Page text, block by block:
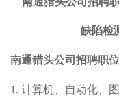
南通猎头公司 招聘职
1. 计算机、自动化、